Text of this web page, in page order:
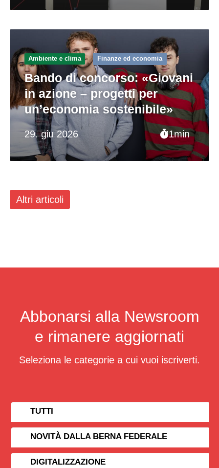
29. giu 2026 1min
Ambiente e clima Finanze ed economia
Bando di concorso: «Giovani
in azione – progetti per
un’economia sostenibile»
Altri articoli
Abbonarsi alla Newsroom
e rimanere aggiornati
Seleziona le categorie a cui vuoi iscriverti.
TUTTI
NOVITÀ DALLA BERNA FEDERALE
DIGITALIZZAZIONE